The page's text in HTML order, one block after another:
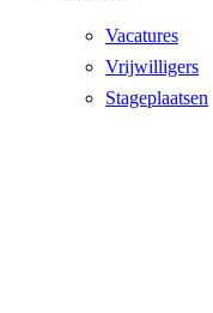
Vacatures
Vrijwilligers
Stageplaatsen